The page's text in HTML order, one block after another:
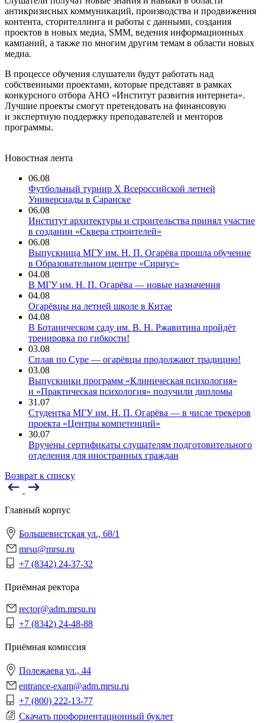
антикризисных коммуникаций, производства и продвижения
контента, сторителлинга и работы с данными, создания
проектов в новых медиа, SMM, ведения информационных
кампаний, а также по многим другим темам в области новых
медиа.
В процессе обучения слушатели будут работать над
собственными проектами, которые представят в рамках
конкурсного отбора АНО «Институт развития интернета».
Лучшие проекты смогут претендовать на финансовую
и экспертную поддержку преподавателей и менторов
программы.
Новостная лента
06.08
Футбольный турнир X Всероссийской летней
Универсиады в Саранске
06.08
Институт архитектуры и строительства принял участие
в создании «Сквера строителей»
06.08
Выпускница МГУ им. Н. П. Огарёва прошла обучение
в Образовательном центре «Сириус»
04.08
В МГУ им. Н. П. Огарёва — новые назначения
04.08
Огарёвцы на летней школе в Китае
04.08
В Ботаническом саду им. В. Н. Ржавитина пройдёт
тренировка по гибкости!
03.08
Сплав по Суре — огарёвцы продолжают традицию!
03.08
Выпускники программ «Клиническая психология»
и «Практическая психология» получили дипломы
31.07
Студентка МГУ им. Н. П. Огарёва — в числе трекеров
проекта «Центры компетенций»
30.07
Вручены сертификаты слушателям подготовительного
отделения для иностранных граждан
Возврат к списку
Главный корпус
Большевистская ул., 68/1
mrsu@mrsu.ru
+7 (8342) 24-37-32
Приёмная ректора
rector@adm.mrsu.ru
+7 (8342) 24-48-88
Приёмная комиссия
Полежаева ул., 44
entrance-exam@adm.mrsu.ru
+7 (800) 222-13-77
Скачать профориентационный буклет